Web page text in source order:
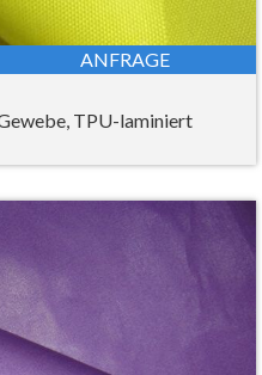
ANFRAGE
TPU-laminiert